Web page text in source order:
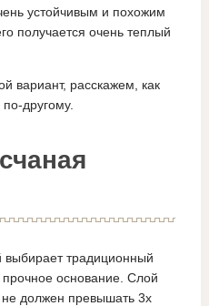
устойчивым и похожим
получается очень теплый
вариант, расскажем, как
другому.
выбирает традиционный
основание. Слой
должен превышать 3х